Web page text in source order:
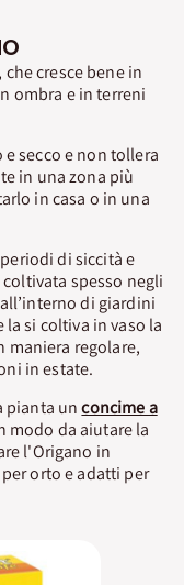
cresce bene in
ombra e in terreni
secco e non tollera
in una zona più
in casa o in una
di siccità e
spesso negli
di giardini
si coltiva in vaso la
maniera regolare,
in estate.
pianta unconcime a
modo da aiutare la
l'Origano in
orto e adatti per